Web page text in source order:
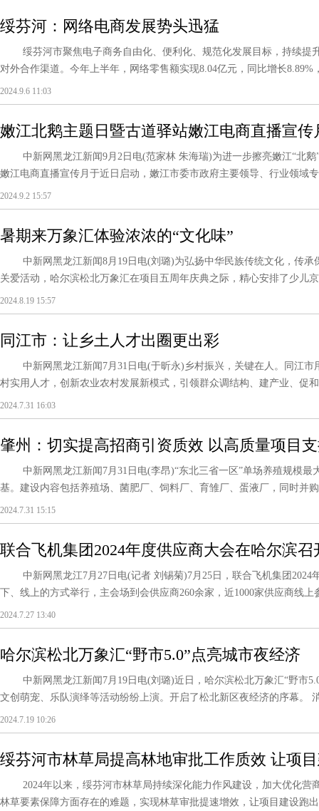
绥芬河：网络电商发展势头迅猛
绥芬河市聚焦电子商务自由化、便利化、规范化发展目标，持续提
对外合作渠道。今年上半年，网络零售额实现8.04亿元，同比增长8.89%
2024.9.6 11:03
嫩江北鹅主题日暨古道驿站嫩江电商直播宣传
中新网黑龙江新闻9月2日电(范家林 朱海瑞)为进一步擦亮嫩江“北鹅
嫩江电商直播宣传月于近日启动，嫩江市委市政府主要领导、行业领域
2024.9.2 15:57
暑期来万象汇体验浓浓的“文化味”
中新网黑龙江新闻8月19日电(刘璐)为弘扬中华民族传统文化，传承
关爱活动，哈尔滨松北万象汇在项目五周年庆典之际，精心安排了少儿
2024.8.19 15:57
同江市：让乡土人才出圈更出彩
中新网黑龙江新闻7月31日电(于昕永)乡村振兴，关键在人。同江市
村实用人才，创新农业农村发展新模式，引领群众调结构、建产业、促
2024.7.31 16:03
肇州：切实提高招商引资质效 以高质量项目
中新网黑龙江新闻7月31日电(李昂)“东北三省一区”单场养殖规模最
基。建设内容包括养殖场、菌肥厂、饲料厂、育雏厂、蛋液厂，同时并
2024.7.31 15:15
联合飞机集团2024年度供应商大会在哈尔滨召
中新网黑龙江7月27日电(记者 刘锡菊)7月25日，联合飞机集团2024
下、线上的方式举行，主会场到会供应商260余家，近1000家供应商线
2024.7.27 13:40
哈尔滨松北万象汇“野市5.0”点亮城市夜经济
中新网黑龙江新闻7月19日电(刘璐)近日，哈尔滨松北万象汇“野市
文创萌宠、乐队演绎等活动纷纷上演。开启了松北新区夜经济的序幕。
2024.7.19 10:26
绥芬河市林草局提高林地审批工作质效 让项
2024年以来，绥芬河市林草局持续深化能力作风建设，加大优化营
林草要素保障方面存在的难题，实现林草审批提速增效，让项目建设跑